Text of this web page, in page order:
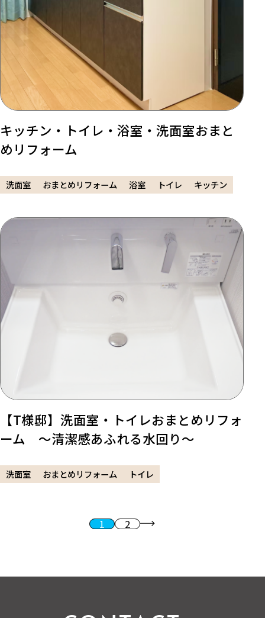
キッチン・トイレ・浴室・洗面室おまと
めリフォーム
洗面室 おまとめリフォーム 浴室 トイレ キッチン
【T様邸】洗面室・トイレおまとめリフォ
ーム ～清潔感あふれる水回り～
洗面室 おまとめリフォーム トイレ
1 2 次へ